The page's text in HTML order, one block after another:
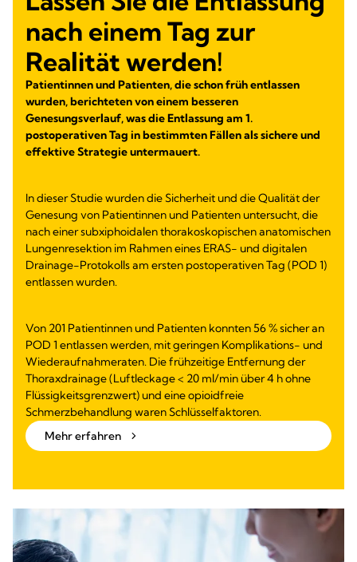
nach einem Tag zur
Realität werden!
Patientinnen und Patienten, die schon früh entlassen
wurden, berichteten von einem besseren
Genesungsverlauf, was die Entlassung am 1.
postoperativen Tag in bestimmten Fällen als sichere und
effektive Strategie untermauert.
In dieser Studie wurden die Sicherheit und die Qualität der
Genesung von Patientinnen und Patienten untersucht, die
nach einer subxiphoidalen thorakoskopischen anatomischen
Lungenresektion im Rahmen eines ERAS- und digitalen
Drainage-Protokolls am ersten postoperativen Tag (POD 1)
entlassen wurden.
Von 201 Patientinnen und Patienten konnten 56 % sicher an
POD 1 entlassen werden, mit geringen Komplikations- und
Wiederaufnahmeraten. Die frühzeitige Entfernung der
Thoraxdrainage (Luftleckage < 20 ml/min über 4 h ohne
Flüssigkeitsgrenzwert) und eine opioidfreie
Schmerzbehandlung waren Schlüsselfaktoren.
Mehr erfahren